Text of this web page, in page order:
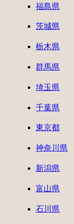
福島県
茨城県
栃木県
群馬県
埼玉県
千葉県
東京都
神奈川県
新潟県
富山県
石川県